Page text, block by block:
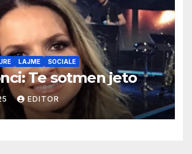
LAJME SOCIALE
Te sotmen jeto
EDITOR